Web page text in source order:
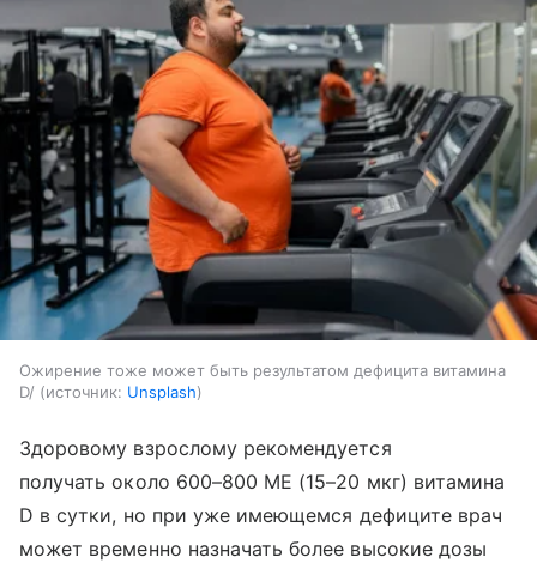
Ожирение тоже может быть результатом дефицита витамина
D/
источник: Unsplash
Здоровому взрослому рекомендуется
получать около 600–800 МЕ (15–20 мкг) витамина
D в сутки, но при уже имеющемся дефиците врач
может временно назначать более высокие дозы